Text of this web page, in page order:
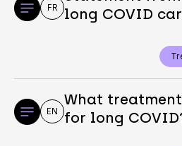
FR
long COVID
EN
What
for long